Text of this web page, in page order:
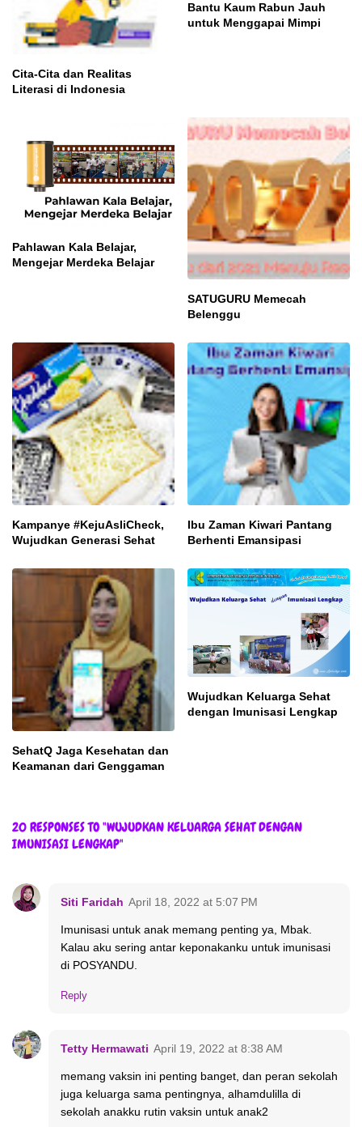
Cita-Cita dan Realitas
Literasi di Indonesia
Bantu Kaum Rabun Jauh
untuk Menggapai Mimpi
Pahlawan Kala Belajar,
Mengejar Merdeka Belajar
SATUGURU Memecah
Belenggu
Kampanye #KejuAsliCheck,
Wujudkan Generasi Sehat
Ibu Zaman Kiwari Pantang
Berhenti Emansipasi
SehatQ Jaga Kesehatan dan
Keamanan dari Genggaman
Wujudkan Keluarga Sehat
dengan Imunisasi Lengkap
20 RESPONSES TO "WUJUDKAN KELUARGA SEHAT DENGAN
IMUNISASI LENGKAP"
Siti Faridah April 18, 2022 at 5:07 PM
Imunisasi untuk anak memang penting ya, Mbak.
Kalau aku sering antar keponakanku untuk imunisasi
di POSYANDU.
Reply
Tetty Hermawati April 19, 2022 at 8:38 AM
memang vaksin ini penting banget, dan peran sekolah
juga keluarga sama pentingnya, alhamdulilla di
sekolah anakku rutin vaksin untuk anak2